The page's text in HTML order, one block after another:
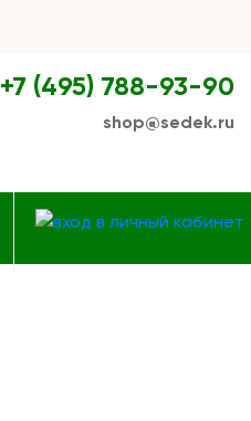
+7 (495) 788-93-90
shop@sedek.ru